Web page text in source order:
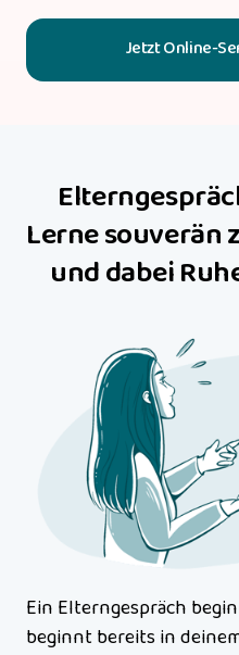
Jetzt Online-
Lerne souverän
Ein Elterngespräch
beginnt bereits in